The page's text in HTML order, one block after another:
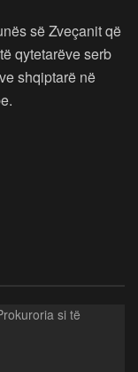
së Zveçanit që
të qytetarëve serb
shqiptarë në